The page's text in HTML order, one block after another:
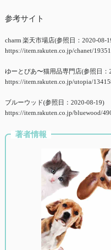
参考サイト
charm 楽天市場店(参照日：2020-08-
https://item.rakuten.co.jp/chanet/
ゆーとぴあ〜猫用品専門店(参照日：
https://item.rakuten.co.jp/utopia/
ブルーウッド(参照日：2020-08-19)
https://item.rakuten.co.jp/bluewood/
著者情報